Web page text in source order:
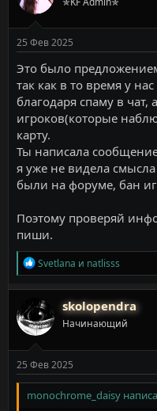
25 Фев 2025
Это было
так как в то время у
благодаря спаму в
игроков(которые
карту.
Ты написала
я уже не видела смысла
были на форуме, бан
Поэтому проверяй
пиши.
Р
е
а
к
ц
и
и
Svetlana и natlisss
skolopendra
Начинающий
25 Фев 2025
monochrome_daisy